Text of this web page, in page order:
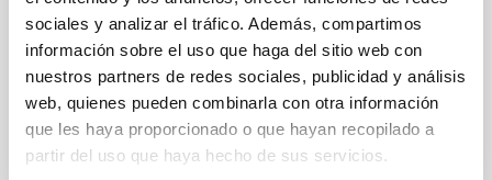
sociales y analizar el tráfico. Además, compartimos
información sobre el uso que haga del sitio web con
nuestros partners de redes sociales, publicidad y análisis
web, quienes pueden combinarla con otra información
que les haya proporcionado o que hayan recopilado a
partir del uso que haya hecho de sus servicios.
Fecha de publicación:
5 2026
BIBCODE 2026RNAAS..10..143A
NÚMERO DE CITAS 0